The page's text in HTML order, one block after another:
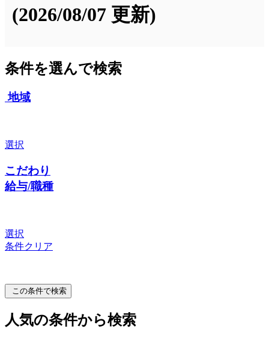
(2026/08/07 更新)
条件を選んで検索
地域
選択
こだわり
給与/職種
選択
条件クリア
この条件で検索
人気の条件から検索